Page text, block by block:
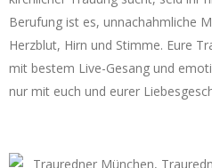
Berufung ist es, unnachahmliche
Herzblut, Hirn und Stimme. Eure
mit bestem Live-Gesang und
nur mit euch und eurer